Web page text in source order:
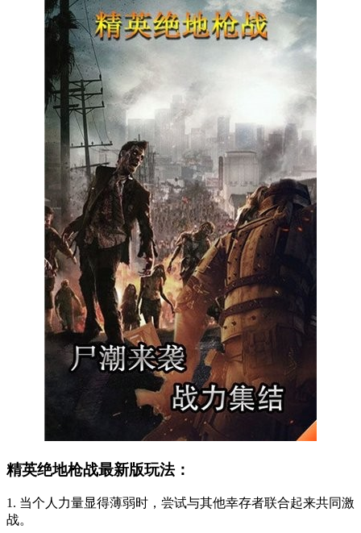
精英绝地枪战最新版玩法：
1. 当个人力量显得薄弱时，尝试与其他幸存者联合起来共同激
战。